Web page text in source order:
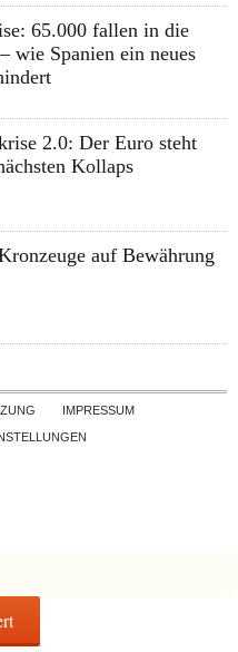
65.000 fallen in die
wie Spanien ein neues
2.0: Der Euro steht
Kollaps
auf Bewährung
to contentIMPRESSUM